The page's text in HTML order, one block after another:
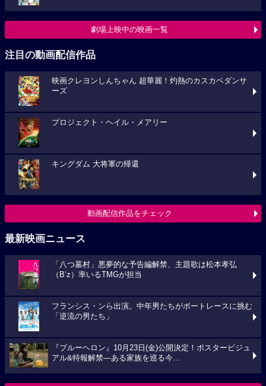
劇場上映中の映画一覧
注目の動画配信作品
映画クレヨンしんちゃん 超華麗！灼熱のカスカベダンサ
ーズ
プロジェクト・ヘイル・メアリー
キングダム 大将軍の帰還
動画配信作品をチェック
最新映画ニュース
「八つ墓村」悪夢的な予告編解禁、主題歌は松本孝弘
（B’z）率いるTMGが担当
フランシス・ンら出演。中年男たちがボートレースに挑む
「逆流の男たち」
『ブルーヘロン』10月23日(金)公開決定！ポスタービジュ
アル&特報解禁―ある家族を巡る今...